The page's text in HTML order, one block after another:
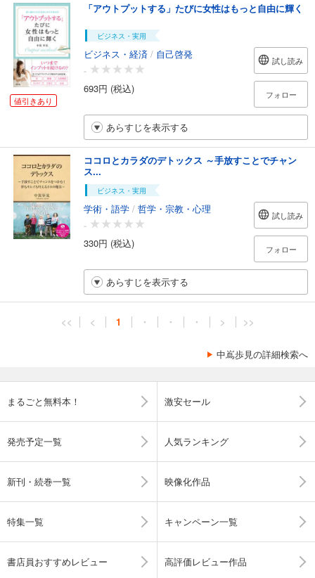
値引きあり
「アウトプットする」たびに女性はもっと自由に輝く
ビジネス・実用
ビジネス・経済 / 自己啓発
-
693円 (税込)
試し読み
フォロー
あらすじを表示する
ココロとカラダのデトックス ～手放すことでチャン
ス...
ビジネス・実用
学術・語学 / 哲学・宗教・心理
-
330円 (税込)
試し読み
フォロー
あらすじを表示する
<< < 1 ・ ・ ・ > >>
中嶌歩見の詳細検索へ
まるごと無料本！ 激安セール
発売予定一覧 人気ランキング
新刊・続巻一覧 映像化作品
特集一覧 キャンペーン一覧
書店員おすすめレビュー 高評価レビュー作品